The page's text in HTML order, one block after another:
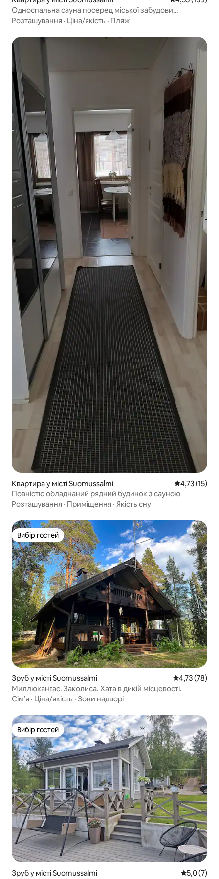
Односпальна сауна посеред міської забудови
Суомуссалмі
Розташування · Ціна/якість · Пляж
Квартира у місті Suomussalmi Середня
4,73 (15)
Повністю обладнаний рядний будинок з сауною
Розташування · Приміщення · Якість сну
Вибір гостей
Вибір гостей
Зруб у місті Suomussalmi Середня
4,73 (78)
Миллюкангас. Заколиса. Хата в дикій місцевості.
Сім’я · Ціна/якість · Зони надворі
Вибір гостей
Вибір гостей
Зруб у місті Suomussalmi Середня
5,0 (7)